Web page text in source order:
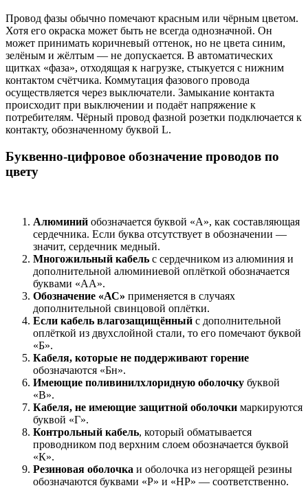
Провод фазы обычно помечают красным или чёрным цветом.
Хотя его окраска может быть не всегда однозначной. Он
может принимать коричневый оттенок, но не цвета синим,
зелёным и жёлтым — не допускается. В автоматических
щитках «фаза», отходящая к нагрузке, стыкуется с нижним
контактом счётчика. Коммутация фазового провода
осуществляется через выключатели. Замыкание контакта
происходит при выключении и подаёт напряжение к
потребителям. Чёрный провод фазной розетки подключается к
контакту, обозначенному буквой L.
Буквенно-цифровое обозначение проводов по
цвету
Алюминий обозначается буквой «А», как составляющая
сердечника. Если буква отсутствует в обозначении —
значит, сердечник медный.
Многожильный кабель с сердечником из алюминия и
дополнительной алюминиевой оплёткой обозначается
буквами «АА».
Обозначение «АС» применяется в случаях
дополнительной свинцовой оплётки.
Если кабель влагозащищённый с дополнительной
оплёткой из двухслойной стали, то его помечают буквой
«Б».
Кабеля, которые не поддерживают горение
обозначаются «Бн».
Имеющие поливинилхлоридную оболочку буквой
«В».
Кабеля, не имеющие защитной оболочки маркируются
буквой «Г».
Контрольный кабель, который обматывается
проводником под верхним слоем обозначается буквой
«К».
Резиновая оболочка и оболочка из негорящей резины
обозначаются буквами «Р» и «НР» — соответственно.